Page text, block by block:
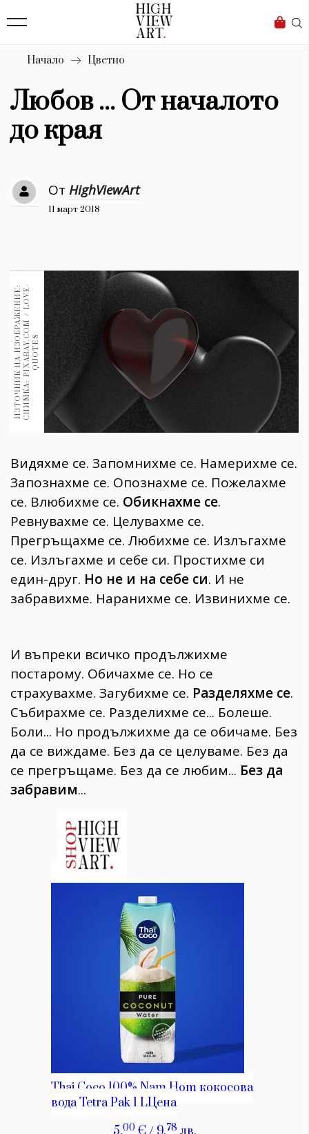
Бизнес
Мода
Dialogue
Изкуство
4339
Красота
777
Книги 1188
30+
Гурме 1709
Пътувай
237
Gentlemen
382
Wellness
1816
ПОСЛЕДВАЙТЕ
Начало Цветно
Любов ... От началото
до края
От HighViewArt
11 март 2018
И
З
Т
О
Ч
Н
И
К
Н
А
И
З
О
Б
Р
А
Ж
Е
Н
И
Е
:
С
Н
И
М
К
А
:
P
I
X
A
B
A
Y
. C
O
M
/
L
O
V
E
-
Q
U
O
T
E S
Видяхме се. Запомнихме се. Намерихме се.
Запознахме се. Опознахме се. Пожелахме
се. Влюбихме се. Обикнахме се.
Ревнувахме се. Целувахме се.
Прегръщахме се. Любихме се. Излъгахме
се. Излъгахме и себе си. Простихме си
един-друг. Но не и на себе си. И не
забравихме. Наранихме се. Извинихме се.
И въпреки всичко продължихме
постарому. Обичахме се. Но се
страхувахме. Загубихме се. Разделяхме се.
Събирахме се. Разделихме се... Болеше.
Боли... Но продължихме да се обичаме. Без
да се виждаме. Без да се целуваме. Без да
се прегръщаме. Без да се любим... Без да
забравим...